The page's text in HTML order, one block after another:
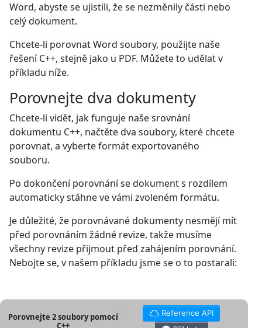
Word, abyste se ujistili, že se nezměnily části nebo
celý dokument.
Chcete-li porovnat Word soubory, použijte naše
řešení C++, stejně jako u PDF. Můžete to udělat v
příkladu níže.
Porovnejte dva dokumenty
Chcete-li vidět, jak funguje naše srovnání
dokumentu C++, načtěte dva soubory, které chcete
porovnat, a vyberte formát exportovaného
souboru.
Po dokončení porovnání se dokument s rozdílem
automaticky stáhne ve vámi zvoleném formátu.
Je důležité, že porovnávané dokumenty nesmějí mít
před porovnáním žádné revize, takže musíme
všechny revize přijmout před zahájením porovnání.
Nebojte se, v našem příkladu jsme se o to postarali:
Porovnejte 2 soubory pomocí
Reference API